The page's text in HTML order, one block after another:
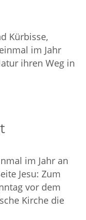
Kürbisse,
im Jahr
ihren Weg in
im Jahr an
Jesu: Zum
vor dem
Kirche die